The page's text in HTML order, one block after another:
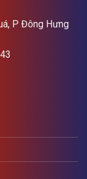
P Đông Hưng